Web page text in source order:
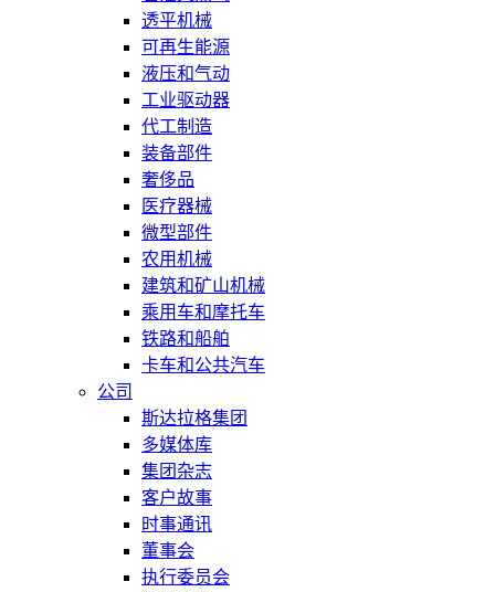
透平机械
可再生能源
液压和气动
工业驱动器
代工制造
装备部件
奢侈品
医疗器械
微型部件
农用机械
建筑和矿山机械
乘用车和摩托车
铁路和船舶
卡车和公共汽车
公司
斯达拉格集团
多媒体库
集团杂志
客户故事
时事通讯
董事会
执行委员会